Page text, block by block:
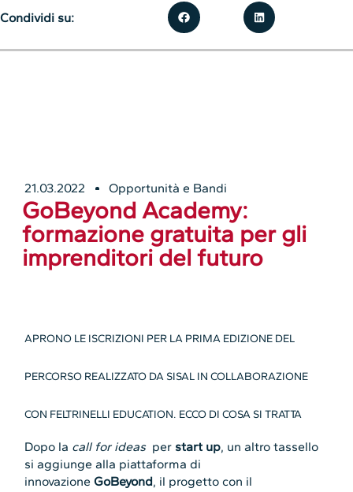
21.03.2022 Opportunità e Bandi
GoBeyond Academy:
formazione gratuita per gli
imprenditori del futuro
APRONO LE ISCRIZIONI PER LA PRIMA EDIZIONE DEL
PERCORSO REALIZZATO DA SISAL IN COLLABORAZIONE
CON FELTRINELLI EDUCATION. ECCO DI COSA SI TRATTA
Dopo la call for ideasper start up, un altro tassello
si aggiunge alla piattaforma di
innovazioneGoBeyond, il progetto con il
Condividi su: